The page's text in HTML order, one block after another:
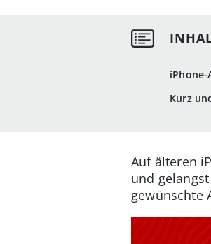
Kurz
Auf älteren
und
gewünschte